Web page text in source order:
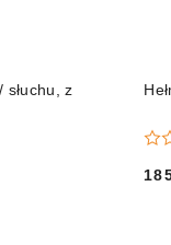
słuchu, z